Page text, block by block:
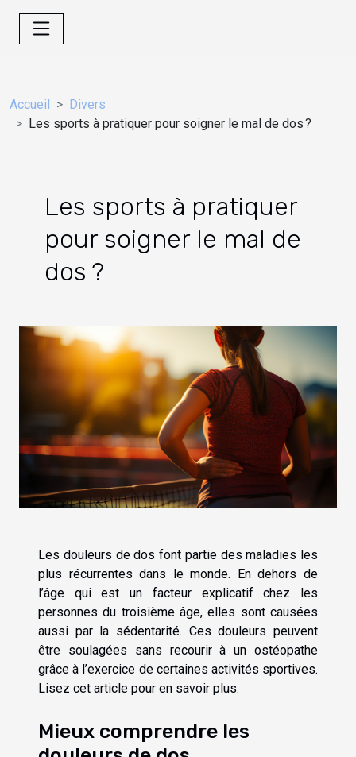
Accueil
Divers
Les sports à pratiquer pour soigner le mal de dos ?
Les sports à pratiquer
pour soigner le mal de
dos ?
Les douleurs de dos font partie des maladies les
plus récurrentes dans le monde. En dehors de
l’âge qui est un facteur explicatif chez les
personnes du troisième âge, elles sont causées
aussi par la sédentarité. Ces douleurs peuvent
être soulagées sans recourir à un ostéopathe
grâce à l’exercice de certaines activités sportives.
Lisez cet article pour en savoir plus.
Mieux comprendre les